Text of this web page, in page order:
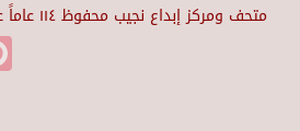
متحف ومركز إبداع نجيب محفوظ ١١٤ عاماً على ميلاد صاحب الثلاثية